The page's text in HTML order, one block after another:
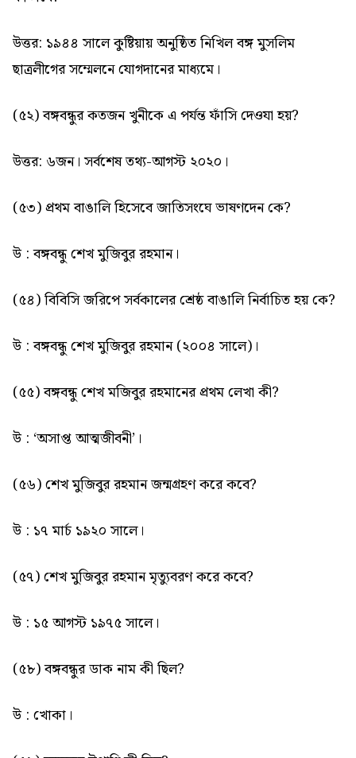
উত্তর: ১৯৪৪ সালে কুষ্টিয়ায় অনুষ্ঠিত নিখিল বঙ্গ মুসলিম
ছাত্রলীগের সম্মেলনে যোগদানের মাধ্যমে।
(৫২) বঙ্গবন্ধুর কতজন খুনীকে এ পর্যন্ত ফাঁসি দেওযা হয়?
উত্তর: ৬জন। সর্বশেষ তথ্য-আগস্ট ২০২০।
(৫৩) প্রথম বাঙালি হিসেবে জাতিসংঘে ভাষণদেন কে?
উ : বঙ্গবন্ধু শেখ মুজিবুর রহমান।
(৫৪) বিবিসি জরিপে সর্বকালের শ্রেষ্ঠ বাঙালি নির্বাচিত হয় কে?
উ : বঙ্গবন্ধু শেখ মুজিবুর রহমান (২০০৪ সালে)।
(৫৫) বঙ্গবন্ধু শেখ মজিবুর রহমানের প্রথম লেখা কী?
উ : ‘অসাপ্ত আত্মজীবনী’।
(৫৬) শেখ মুজিবুর রহমান জন্মগ্রহণ করে কবে?
উ : ১৭ মার্চ ১৯২০ সালে।
(৫৭) শেখ মুজিবুর রহমান মৃত্যুবরণ করে কবে?
উ : ১৫ আগস্ট ১৯৭৫ সালে।
(৫৮) বঙ্গবন্ধুর ডাক নাম কী ছিল?
উ : খোকা।